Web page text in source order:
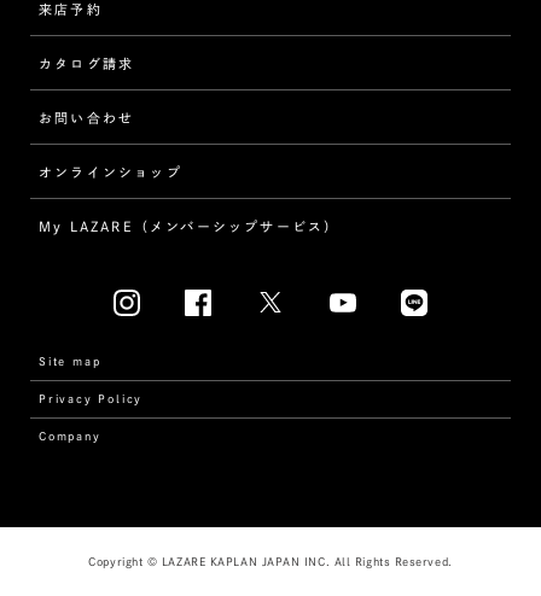
ワンサイドメレ
ダブルサイドメレ
ラインメレ
人気の婚約指輪
結婚指輪（マリッジリング）
[素材から選ぶ]
指輪
ダイヤモンド
プロポーズ
結婚式
来店予約
カタログ請求
お問い合わせ
オンラインショップ
My LAZARE（メンバーシップサービス）
Site map
Privacy Policy
Company
Copyright © LAZARE KAPLAN JAPAN INC. All Rights Reserved.